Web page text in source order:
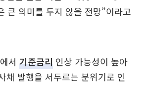
큰 의미를 두지 않을 전망”이라고
서 기준금리 인상 가능성이 높아
채 발행을 서두르는 분위기로 인